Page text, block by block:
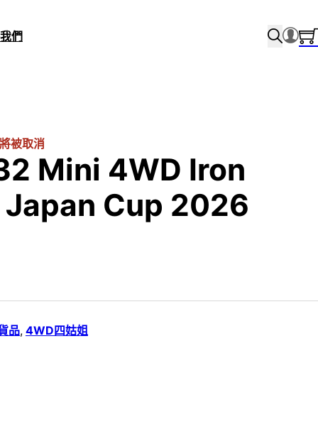
們
被取消
Mini 4WD Iron
Cup 2026
品, 4WD四姑姐